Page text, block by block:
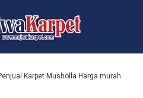
Karpet Musholla Harga murah